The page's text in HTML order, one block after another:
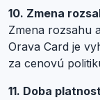
10. Zmena
Zmena rozsahu
Orava Card je
za cenovú
11. Doba